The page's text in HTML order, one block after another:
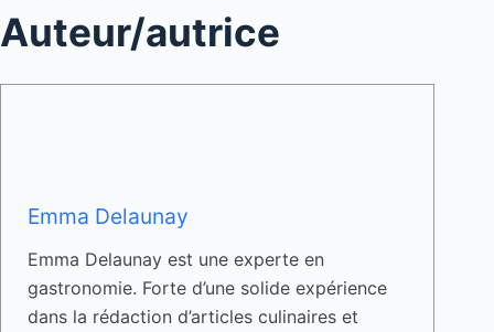
Auteur/autrice
Emma Delaunay
Emma Delaunay est une experte en
gastronomie. Forte d’une solide expérience
dans la rédaction d’articles culinaires et